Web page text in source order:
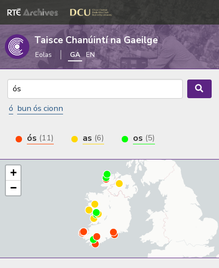
Taisce Chanúintí na Gaeilge
Eolas GA EN
ó bun ós cionn
ós (11) as (6) os (5)
+
−